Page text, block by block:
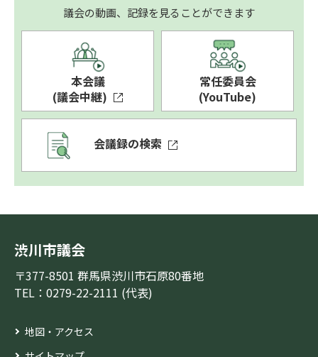
議会の動画、記録を見ることができます
本会議
(議会中継)
常任委員会
(YouTube)
会議録の検索
渋川市議会
〒377-8501 群馬県渋川市石原80番地
TEL：0279-22-2111 (代表)
地図・アクセス